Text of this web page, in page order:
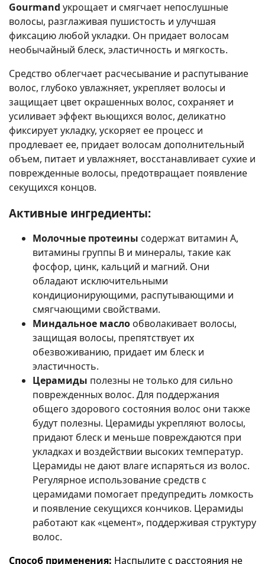
Gourmand укрощает и смягчает непослушные
волосы, разглаживая пушистость и улучшая
фиксацию любой укладки. Он придает волосам
необычайный блеск, эластичность и мягкость.
Средство облегчает расчесывание и распутывание
волос, глубоко увлажняет, укрепляет волосы и
защищает цвет окрашенных волос, сохраняет и
усиливает эффект вьющихся волос, деликатно
фиксирует укладку, ускоряет ее процесс и
продлевает ее, придает волосам дополнительный
объем, питает и увлажняет, восстанавливает сухие и
поврежденные волосы, предотвращает появление
секущихся концов.
Активные ингредиенты:
Молочные протеины содержат витамин А,
витамины группы В и минералы, такие как
фосфор, цинк, кальций и магний. Они
обладают исключительными
кондиционирующими, распутывающими и
смягчающими свойствами.
Миндальное масло обволакивает волосы,
защищая волосы, препятствует их
обезвоживанию, придает им блеск и
эластичность.
Церамиды полезны не только для сильно
поврежденных волос. Для поддержания
общего здорового состояния волос они также
будут полезны. Церамиды укрепляют волосы,
придают блеск и меньше повреждаются при
укладках и воздействии высоких температур.
Церамиды не дают влаге испаряться из волос.
Регулярное использование средств с
церамидами помогает предупредить ломкость
и появление секущихся кончиков. Церамиды
работают как «цемент», поддерживая структуру
волос.
Способ применения: Hаспылите с расстояния не